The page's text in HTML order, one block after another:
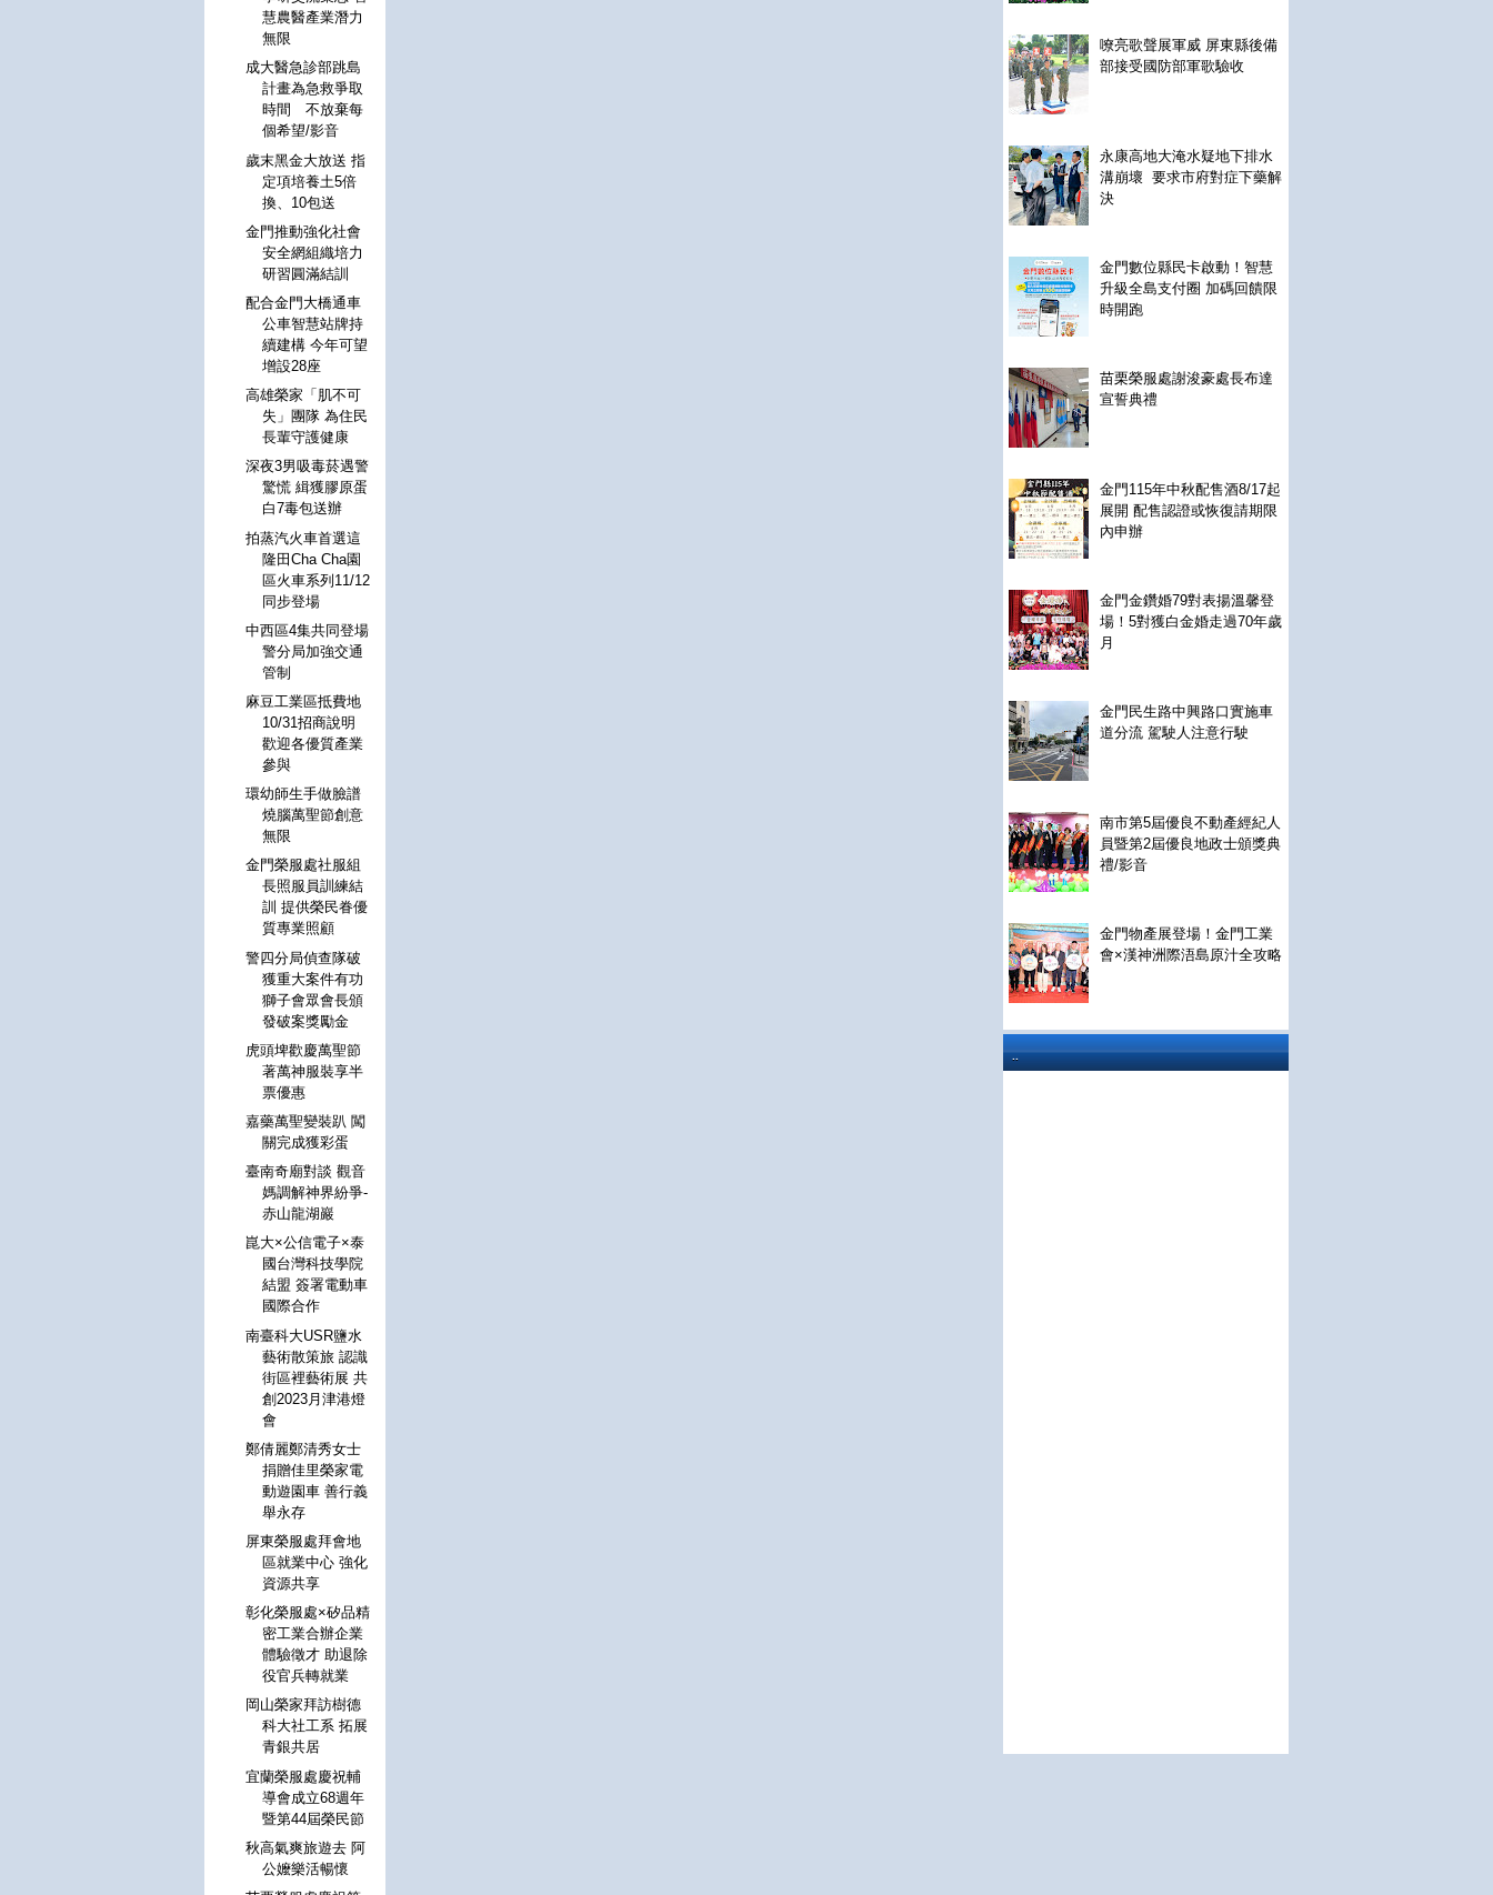
嘹亮歌聲展軍威 屏東縣後備
部接受國防部軍歌驗收
永康高地大淹水疑地下排水
溝崩壞 要求市府對症下藥解
決
金門數位縣民卡啟動！智慧
升級全島支付圈 加碼回饋限
時開跑
苗栗榮服處謝浚豪處長布達
宣誓典禮
金門115年中秋配售酒8/17起
展開 配售認證或恢復請期限
內申辦
金門金鑽婚79對表揚溫馨登
場！5對獲白金婚走過70年歲
月
金門民生路中興路口實施車
道分流 駕駛人注意行駛
南市第5屆優良不動產經紀人
員暨第2屆優良地政士頒獎典
禮/影音
金門物產展登場！金門工業
會×漢神洲際浯島原汁全攻略
..
慧農醫產業潛力
無限
成大醫急診部跳島
計畫為急救爭取
時間 不放棄每
個希望/影音
歲末黑金大放送 指
定項培養土5倍
換、10包送
金門推動強化社會
安全網組織培力
研習圓滿結訓
配合金門大橋通車
公車智慧站牌持
續建構 今年可望
增設28座
高雄榮家「肌不可
失」團隊 為住民
長輩守護健康
深夜3男吸毒菸遇警
驚慌 緝獲膠原蛋
白7毒包送辦
拍蒸汽火車首選這
隆田Cha Cha園
區火車系列11/12
同步登場
中西區4集共同登場
警分局加強交通
管制
麻豆工業區抵費地
10/31招商說明
歡迎各優質產業
參與
環幼師生手做臉譜
燒腦萬聖節創意
無限
金門榮服處社服組
長照服員訓練結
訓 提供榮民眷優
質專業照顧
警四分局偵查隊破
獲重大案件有功
獅子會眾會長頒
發破案獎勵金
虎頭埤歡慶萬聖節
著萬神服裝享半
票優惠
嘉藥萬聖變裝趴 闖
關完成獲彩蛋
臺南奇廟對談 觀音
媽調解神界紛爭-
赤山龍湖巖
崑大×公信電子×泰
國台灣科技學院
結盟 簽署電動車
國際合作
南臺科大USR鹽水
藝術散策旅 認識
街區裡藝術展 共
創2023月津港燈
會
鄭倩麗鄭清秀女士
捐贈佳里榮家電
動遊園車 善行義
舉永存
屏東榮服處拜會地
區就業中心 強化
資源共享
彰化榮服處×矽品精
密工業合辦企業
體驗徵才 助退除
役官兵轉就業
岡山榮家拜訪樹德
科大社工系 拓展
青銀共居
宜蘭榮服處慶祝輔
導會成立68週年
暨第44屆榮民節
秋高氣爽旅遊去 阿
公嬤樂活暢懷